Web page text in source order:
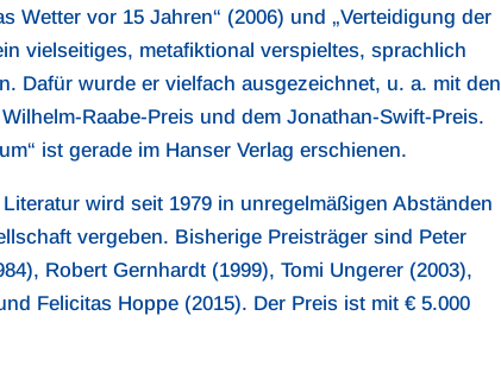
Wetter vor 15 Jahren“ (2006) und „Verteidigung der
vielseitiges, metafiktional verspieltes, sprachlich
Dafür wurde er vielfach ausgezeichnet, u. a. mit den
Raabe-Preis und dem Jonathan-Swift-Preis.
ist gerade im Hanser Verlag erschienen.
wird seit 1979 in unregelmäßigen Abständen
vergeben. Bisherige Preisträger sind Peter
Robert Gernhardt (1999), Tomi Ungerer (2003),
Felicitas Hoppe (2015). Der Preis ist mit € 5.000